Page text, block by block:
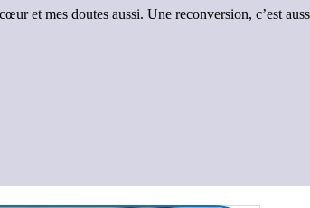
et mes doutes aussi. Une reconversion, c’est